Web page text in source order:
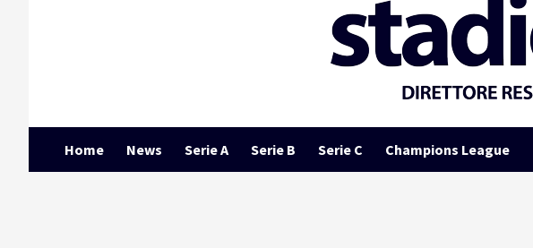
Home News Serie A Serie B Serie C Champions League